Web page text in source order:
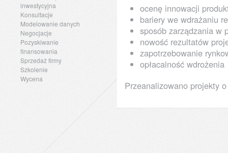
inwestycyjna
Konsultacje
Modelowanie danych
Negocjacje
Pozyskiwanie
finansowania
Sprzedaż firmy
Szkolenie
Wycena
ocenę innowacji
bariery we wdrażaniu
sposób zarządzania w
nowość rezultatów
zapotrzebowanie
opłacalność wdrożenia
Przeanalizowano projekty